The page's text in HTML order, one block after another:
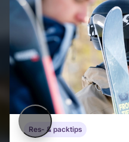
Res- & packtips
Föregående